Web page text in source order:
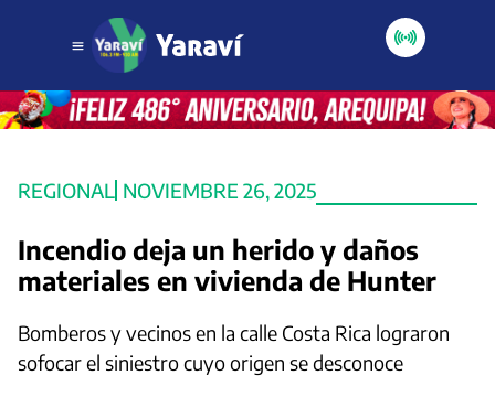
REGIONAL NOVIEMBRE 26, 2025
Incendio deja un herido y daños
materiales en vivienda de Hunter
Bomberos y vecinos en la calle Costa Rica lograron
sofocar el siniestro cuyo origen se desconoce